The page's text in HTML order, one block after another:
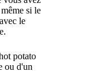
si le
le
potato
ou d'un